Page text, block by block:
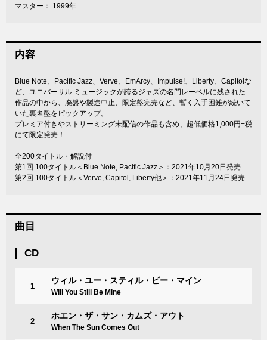
マスター： 1999年
内容
Blue Note、Pacific Jazz、Verve、EmArcy、Impulse!、Liberty、Capitolな
ど、ユニバーサル ミュージックが誇るジャズの名門レーベルに残された
作品の中から、廃盤や製造中止、限定盤完売など、暫く入手困難が続いて
いた裏名盤をピックアップ。
プレミア付きやストリーミング未配信の作品も含め、超低価格1,000円+税
にて限定発売！
全200タイトル・解説付
第1回 100タイトル＜Blue Note, Pacific Jazz＞：2021年10月20日発売
第2回 100タイトル＜Verve, Capitol, Liberty他＞：2021年11月24日発売
曲目
CD
1
ウィル・ユー・スティル・ビー・マイン
Will You Still Be Mine
2
ホエン・ザ・サン・カムズ・アウト
When The Sun Comes Out